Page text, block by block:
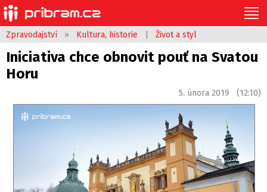
Zpravodajství » Kultura, historie Život a styl
Iniciativa chce obnovit pouť na Svatou
Horu
5. února 2019 (12:10)